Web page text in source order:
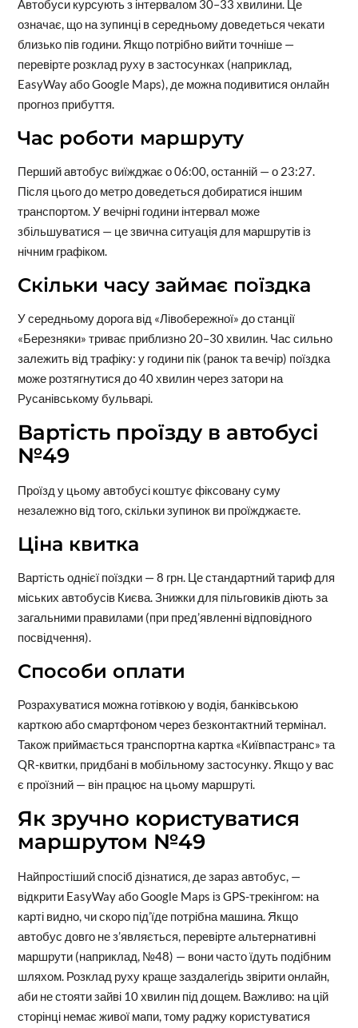
Автобуси курсують з інтервалом 30–33 хвилини. Це
означає, що на зупинці в середньому доведеться чекати
близько пів години. Якщо потрібно вийти точніше —
перевірте розклад руху в застосунках (наприклад,
EasyWay або Google Maps), де можна подивитися онлайн
прогноз прибуття.
Час роботи маршруту
Перший автобус виїжджає о 06:00, останній — о 23:27.
Після цього до метро доведеться добиратися іншим
транспортом. У вечірні години інтервал може
збільшуватися — це звична ситуація для маршрутів із
нічним графіком.
Скільки часу займає поїздка
У середньому дорога від «Лівобережної» до станції
«Березняки» триває приблизно 20–30 хвилин. Час сильно
залежить від трафіку: у години пік (ранок та вечір) поїздка
може розтягнутися до 40 хвилин через затори на
Русанівському бульварі.
Вартість проїзду в автобусі
№49
Проїзд у цьому автобусі коштує фіксовану суму
незалежно від того, скільки зупинок ви проїжджаєте.
Ціна квитка
Вартість однієї поїздки — 8 грн. Це стандартний тариф для
міських автобусів Києва. Знижки для пільговиків діють за
загальними правилами (при пред’явленні відповідного
посвідчення).
Способи оплати
Розрахуватися можна готівкою у водія, банківською
карткою або смартфоном через безконтактний термінал.
Також приймається транспортна картка «Київпастранс» та
QR-квитки, придбані в мобільному застосунку. Якщо у вас
є проїзний — він працює на цьому маршруті.
Як зручно користуватися
маршрутом №49
Найпростіший спосіб дізнатися, де зараз автобус, —
відкрити EasyWay або Google Maps із GPS-трекінгом: на
карті видно, чи скоро під’їде потрібна машина. Якщо
автобус довго не з’являється, перевірте альтернативні
маршрути (наприклад, №48) — вони часто їдуть подібним
шляхом. Розклад руху краще заздалегідь звірити онлайн,
аби не стояти зайві 10 хвилин під дощем. Важливо: на цій
сторінці немає живої мапи, тому раджу користуватися